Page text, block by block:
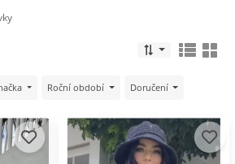
Roční období Doručení